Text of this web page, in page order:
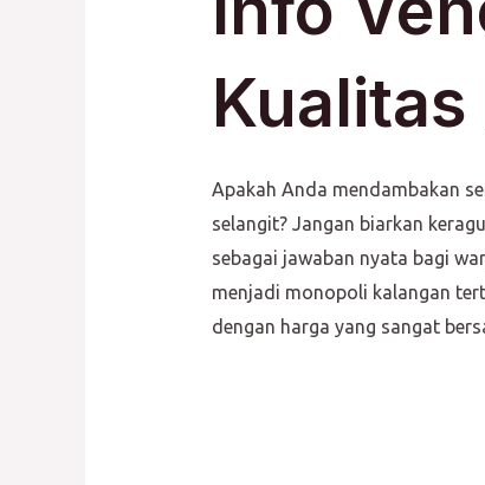
Apakah Anda mendambakan
selangit? Jangan biarkan
sebagai jawaban nyata bagi
menjadi monopoli kalangan
dengan harga yang sangat